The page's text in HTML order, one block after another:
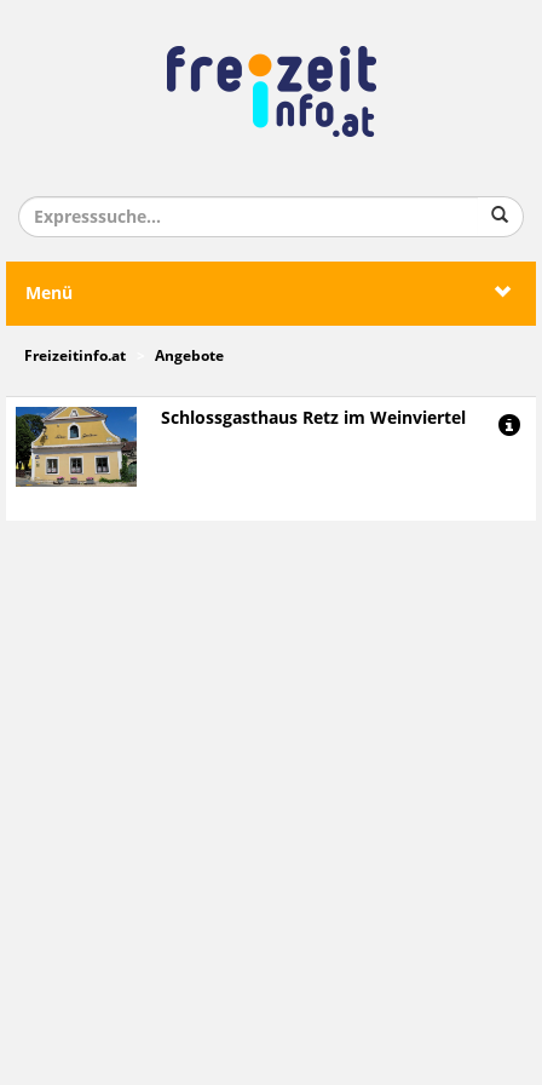
Menü
Freizeitinfo.at Angebote
Schlossgasthaus Retz im Weinviertel